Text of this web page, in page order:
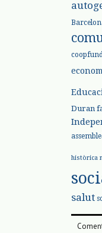
Duran
històrica
salut